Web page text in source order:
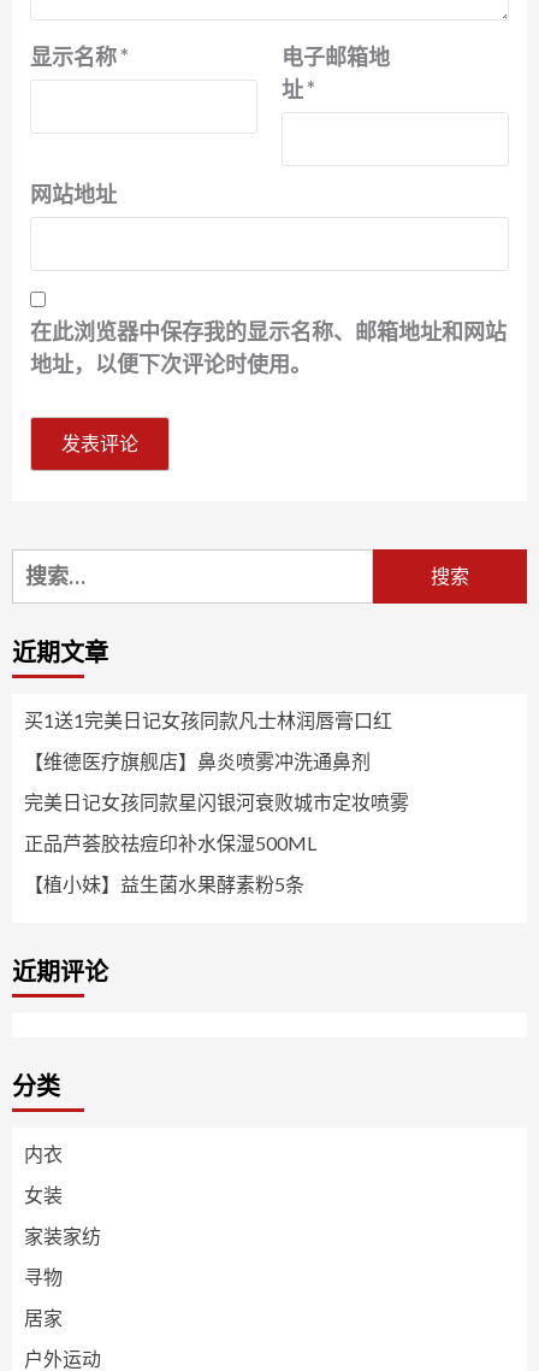
显示名称*
电子邮箱地
址*
网站地址
在此浏览器中保存我的显示名称、邮箱地址和网站
地址，以便下次评论时使用。
搜
索：
近期文章
买1送1完美日记女孩同款凡士林润唇膏口红
【维德医疗旗舰店】鼻炎喷雾冲洗通鼻剂
完美日记女孩同款星闪银河衰败城市定妆喷雾
正品芦荟胶祛痘印补水保湿500ML
【植小妹】益生菌水果酵素粉5条
近期评论
分类
内衣
女装
家装家纺
寻物
居家
户外运动